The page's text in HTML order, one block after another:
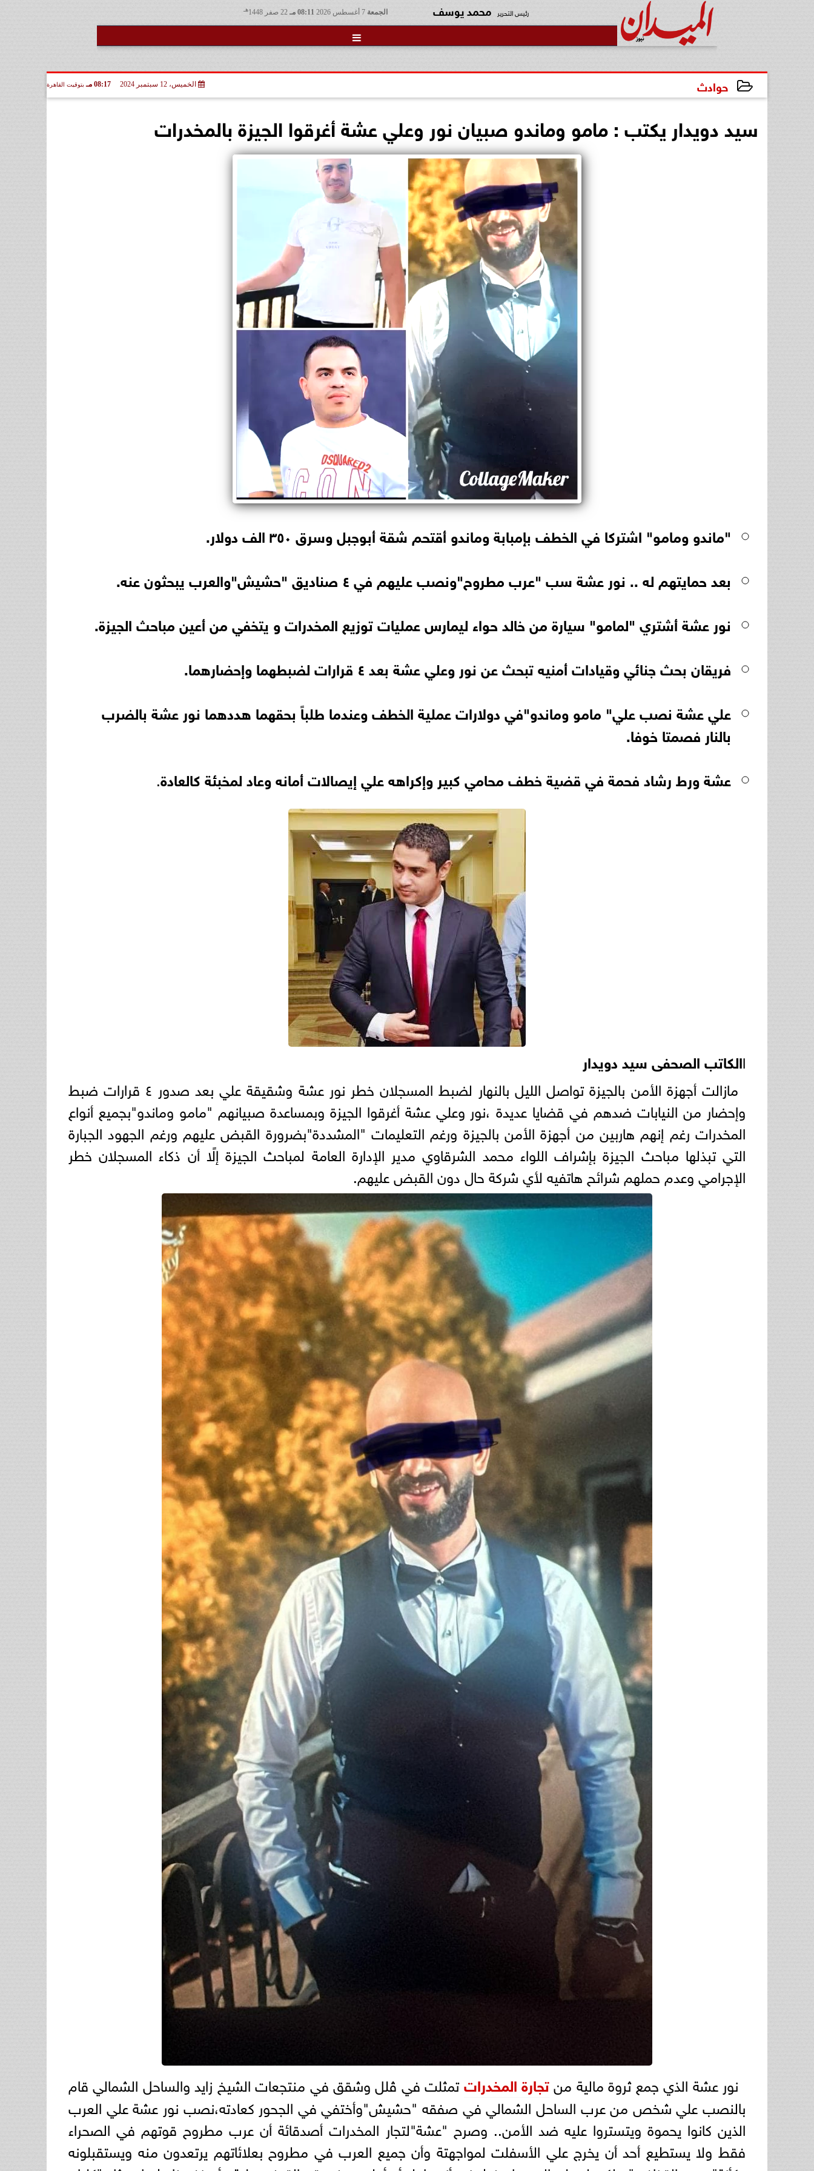
الجمعة 08:11 مـ هـ رئيس التحرير محمد يوسف

حوادث الخميس، 12 سبتمبر 2024 08:17 مـ بتوقيت القاهرة
سيد دويدار يكتب : مامو وماندو صبيان نور وعلي عشة أغرقوا الجيزة بالمخدرات
"ماندو ومامو" اشتركا في الخطف بإمبابة وماندو أقتحم شقة أبوجبل وسرق ٣٥٠ الف دولار.
بعد حمايتهم له .. نور عشة سب "عرب مطروح"ونصب عليهم في ٤ صناديق "حشيش"والعرب يبحثون عنه.
نور عشة أشتري "لمامو" سيارة من خالد حواء ليمارس عمليات توزيع المخدرات و يتخفي من أعين مباحث الجيزة.
فريقان بحث جنائي وقيادات أمنيه تبحث عن نور وعلي عشة بعد ٤ قرارات لضبطهما وإحضارهما.
علي عشة نصب علي" مامو وماندو"في دولارات عملية الخطف وعندما طلباً بحقهما هددهما نور عشة بالضرب
بالنار فصمتا خوفا.
عشة ورط رشاد فحمة في قضية خطف محامي كبير وإكراهه علي إيصالات أمانه وعاد لمخبئة كالعادة.
االكاتب الصحفى سيد دويدار
مازالت أجهزة الأمن بالجيزة تواصل الليل بالنهار لضبط المسجلان خطر نور عشة وشقيقة علي بعد صدور ٤ قرارات ضبط
وإحضار من النيابات ضدهم في قضايا عديدة ،نور وعلي عشة أغرقوا الجيزة وبمساعدة صبيانهم "مامو وماندو"بجميع أنواع
المخدرات رغم إنهم هاربين من أجهزة الأمن بالجيزة ورغم التعليمات "المشددة"بضرورة القبض عليهم ورغم الجهود الجبارة
التي تبذلها مباحث الجيزة بإشراف اللواء محمد الشرقاوي مدير الإدارة العامة لمباحث الجيزة إلًا أن ذكاء المسجلان خطر
الإجرامي وعدم حملهم شرائح هاتفيه لأي شركة حال دون القبض عليهم.
نور عشة الذي جمع ثروة مالية منتجارة المخدراتتمثلت في ڤلل وشقق في منتجعات الشيخ زايد والساحل الشمالي قام
بالنصب علي شخص من عرب الساحل الشمالي في صفقه "حشيش"وأختفي في الجحور كعادته،نصب نور عشة علي العرب
الذين كانوا يحموة ويتستروا عليه ضد الأمن.. وصرح "عشة"لتجار المخدرات أصدقائة أن عرب مطروح قوتهم في الصحراء
فقط ولا يستطيع أحد أن يخرج علي الأسفلت لمواجهتة وأن جميع العرب في مطروح بعلائاتهم يرتعدون منه ويستقبلونه